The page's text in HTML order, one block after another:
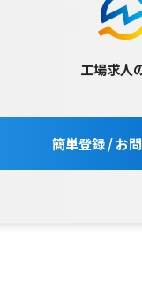
工場求人
簡単登録 / お